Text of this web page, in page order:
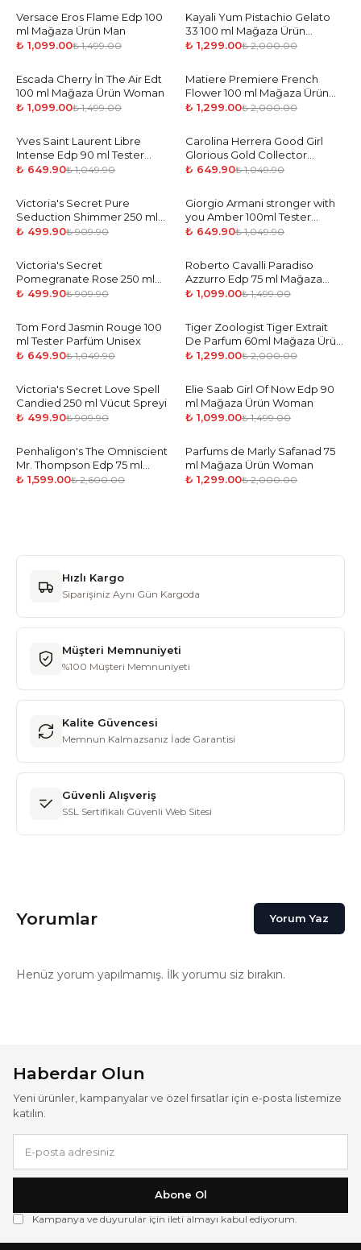
-27%
Versace Eros Flame Edp 100
ml Mağaza Ürün Man
₺ 1,099.00₺ 1,499.00
-35%
Kayali Yum Pistachio Gelato
33 100 ml Mağaza Ürün
Woman
₺ 1,299.00₺ 2,000.00
-27%
Escada Cherry İn The Air Edt
100 ml Mağaza Ürün Woman
₺ 1,099.00₺ 1,499.00
-35%
Matiere Premiere French
Flower 100 ml Mağaza Ürün
Unisex
₺ 1,299.00₺ 2,000.00
-38%
Yves Saint Laurent Libre
Intense Edp 90 ml Tester
Parfüm Kadın
₺ 649.90₺ 1,049.90
-38%
Carolina Herrera Good Girl
Glorious Gold Collector
Edition Edp 80 ml Tester
₺ 649.90₺ 1,049.90
-45%
Victoria's Secret Pure
Seduction Shimmer 250 ml
Vücut Spreyi
₺ 499.90₺ 909.90
-38%
Giorgio Armani stronger with
you Amber 100ml Tester
Parfüm Erkek
₺ 649.90₺ 1,049.90
-45%
Victoria's Secret
Pomegranate Rose 250 ml
Vücut Spreyi
₺ 499.90₺ 909.90
-27%
Roberto Cavalli Paradiso
Azzurro Edp 75 ml Mağaza
Ürün Woman
₺ 1,099.00₺ 1,499.00
-38%
Tom Ford Jasmin Rouge 100
ml Tester Parfüm Unisex
₺ 649.90₺ 1,049.90
-35 %
Tiger Zoologist Tiger Extrait
De Parfum 60ml Mağaza Ürün
Unisex
₺ 1,299.00₺ 2,000.00
-45%
Victoria's Secret Love Spell
Candied 250 ml Vücut Spreyi
₺ 499.90₺ 909.90
-27%
Elie Saab Girl Of Now Edp 90
ml Mağaza Ürün Woman
₺ 1,099.00₺ 1,499.00
-39%
Penhaligon's The Omniscient
Mr. Thompson Edp 75 ml
Mağaza Ürün Unisex
₺ 1,599.00₺ 2,600.00
-35%
Parfums de Marly Safanad 75
ml Mağaza Ürün Woman
₺ 1,299.00₺ 2,000.00
Hızlı Kargo
Siparişiniz Aynı Gün Kargoda
Müşteri Memnuniyeti
%100 Müşteri Memnuniyeti
Kalite Güvencesi
Memnun Kalmazsanız İade Garantisi
Güvenli Alışveriş
SSL Sertifikalı Güvenli Web Sitesi
Yorumlar Yorum Yaz
Henüz yorum yapılmamış. İlk yorumu siz bırakın.
Haberdar Olun
Yeni ürünler, kampanyalar ve özel fırsatlar için e-posta listemize
katılın.
Abone Ol
Kampanya ve duyurular için ileti almayı kabul ediyorum.